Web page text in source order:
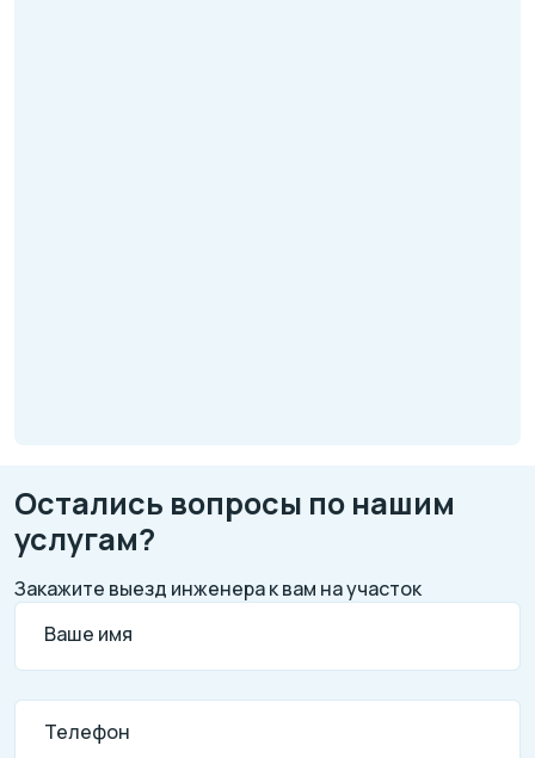
Остались вопросы по нашим
услугам?
Закажите выезд инженера к вам на участок
Ваше имя
Телефон